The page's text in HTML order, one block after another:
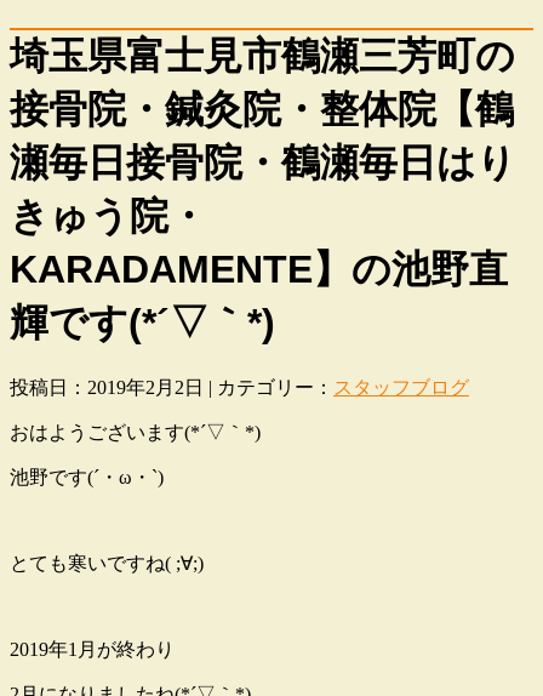
埼玉県富士見市鶴瀬三芳町の
接骨院・鍼灸院・整体院【鶴
瀬毎日接骨院・鶴瀬毎日はり
きゅう院・
KARADAMENTE】の池野直
輝です(*´▽｀*)
投稿日：2019年2月2日 | カテゴリー： スタッフブログ
おはようございます(*´▽｀*)
池野です(´・ω・`)
とても寒いですね( ;∀;)
2019年1月が終わり